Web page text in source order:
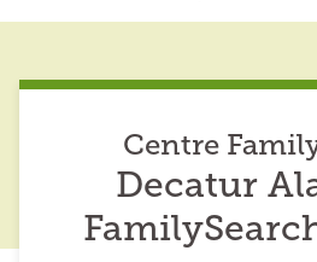
Centre
Decatur